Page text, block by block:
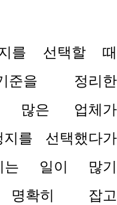
를 선택할 때
을 정리한
많은 업체가
를 선택했다가
는 일이 많기
명확히 잡고